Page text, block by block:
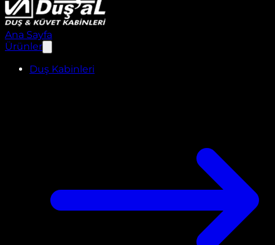
Ana Sayfa
Ürünler
Duş Kabinleri